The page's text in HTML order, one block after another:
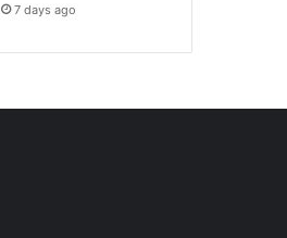
7 days ago